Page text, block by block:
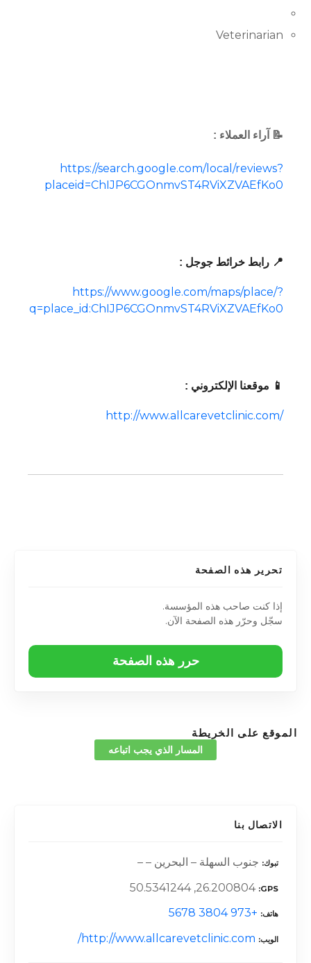
Veterinarian
📝 آراء العملاء :
https://search.google.com/local/reviews?
placeid=ChIJP6CGOnmvST4RViXZVAEfKo0
📍 رابط خرائط جوجل :
https://www.google.com/maps/place/?
q=place_id:ChIJP6CGOnmvST4RViXZVAEfKo0
📱 موقعنا الإلكتروني :
http://www.allcarevetclinic.com/
تحرير هذه الصفحة
إذا كنت صاحب هذه المؤسسة.
سجّل وحرّر هذه الصفحة الآن.
حرر هذه الصفحة
الموقع على الخريطة
المسار الذي يجب اتباعه
الاتصال بنا
تبوك جنوب السهلة – البحرين – –
GPS
26.200804, 50.5341244
هاتف +973 3804 5678
الويب http://www.allcarevetclinic.com/